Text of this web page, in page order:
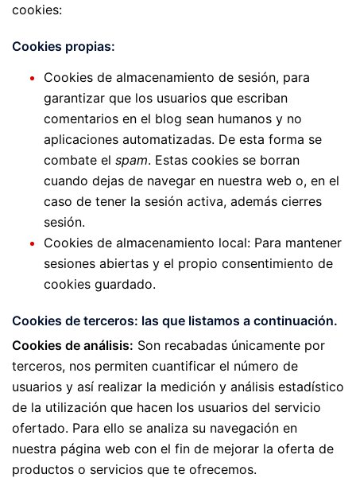
cookies:
Cookies propias:
Cookies de almacenamiento de sesión, para
garantizar que los usuarios que escriban
comentarios en el blog sean humanos y no
aplicaciones automatizadas. De esta forma se
combate el spam. Estas cookies se borran
cuando dejas de navegar en nuestra web o, en el
caso de tener la sesión activa, además cierres
sesión.
Cookies de almacenamiento local: Para mantener
sesiones abiertas y el propio consentimiento de
cookies guardado.
Cookies de terceros: las que listamos a continuación.
Cookies de análisis: Son recabadas únicamente por
terceros, nos permiten cuantificar el número de
usuarios y así realizar la medición y análisis estadístico
de la utilización que hacen los usuarios del servicio
ofertado. Para ello se analiza su navegación en
nuestra página web con el fin de mejorar la oferta de
productos o servicios que te ofrecemos.